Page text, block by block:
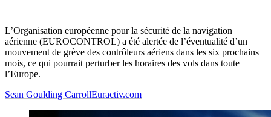
L’Organisation européenne pour la sécurité de la navigation
aérienne (EUROCONTROL) a été alertée de l’éventualité d’un
mouvement de grève des contrôleurs aériens dans les six prochains
mois, ce qui pourrait perturber les horaires des vols dans toute
l’Europe.
Sean Goulding CarrollEuractiv.com